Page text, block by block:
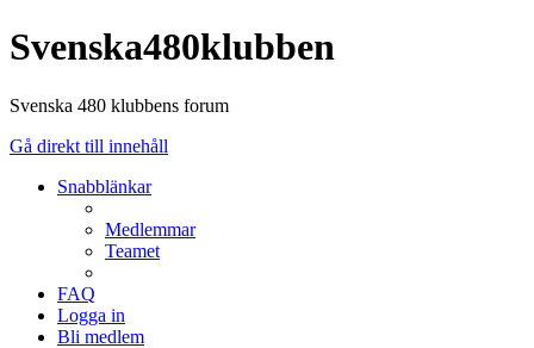
Svenska480klubben
Svenska 480 klubbens forum
Gå direkt till innehåll
Snabblänkar
Medlemmar
Teamet
FAQ
Logga in
Bli medlem